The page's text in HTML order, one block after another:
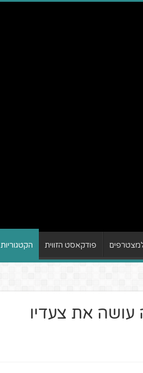
למצטרפים פודקאסט הזווית הקטגוריות
עושה את צעדיו